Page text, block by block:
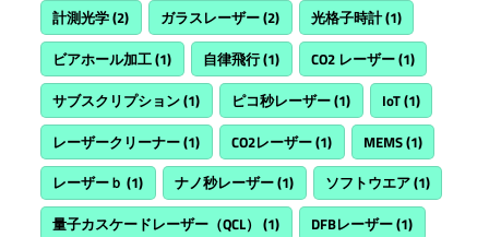
計測光学(2) ガラスレーザー(2) 光格子時計(1)
ビアホール加工(1) 自律飛行(1) CO2 レーザー(1)
サブスクリプション(1) ピコ秒レーザー(1) IoT(1)
レーザークリーナー(1) CO2レーザー(1) MEMS(1)
レーザーｂ (1) ナノ秒レーザー(1) ソフトウエア(1)
量子カスケードレーザー（QCL） (1) DFBレーザー(1)